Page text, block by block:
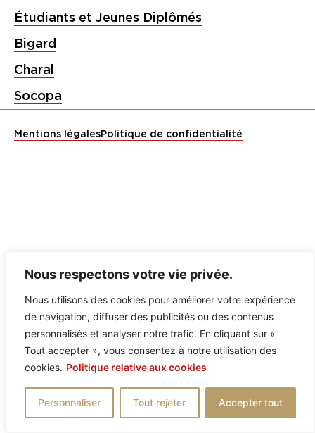
Nous respectons votre vie privée.
Nous utilisons des cookies pour améliorer votre expérience
de navigation, diffuser des publicités ou des contenus
personnalisés et analyser notre trafic. En cliquant sur «
Tout accepter », vous consentez à notre utilisation des
cookies. Politique relative aux cookies
Personnaliser Tout rejeter Accepter tout
Étudiants et Jeunes Diplômés
Bigard
Charal
Socopa
Mentions légalesPolitique de confidentialité